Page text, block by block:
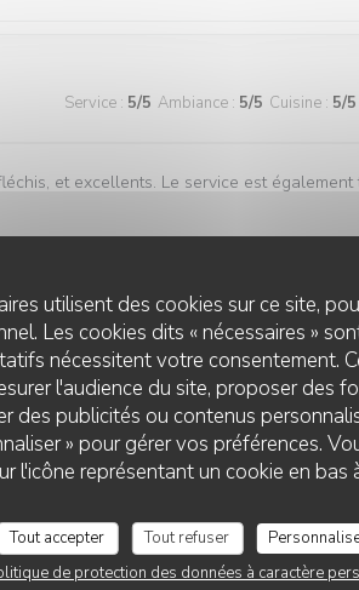
utilisent des cookies sur ce site,
Les cookies dits « nécessaires »
nécessitent votre consentement.
l'audience du site, proposer des
des publicités ou contenus
» pour gérer vos préférences.
l'icône représentant un cookie en bas
Tout accepter Tout refuser
de protection des données à caractère
Service : 5/5 Ambiance : 5/5 Cuisine : 5/5
et excellents. Le service est
Service: 5/5 Ambiance: 5/5 Cuisine : 5/5
Service: 4/5 Ambiance:5 /5 Cuisine:5/5